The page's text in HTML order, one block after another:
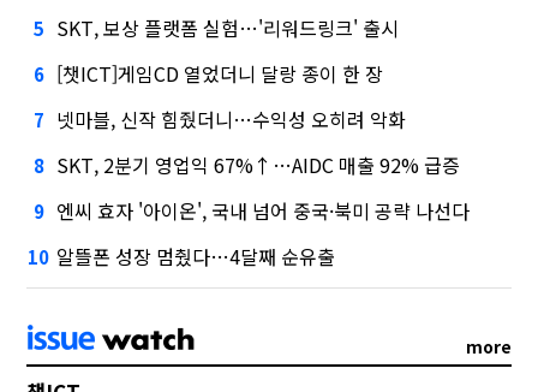
5 SKT, 보상 플랫폼 실험…'리워드링크' 출시
6 [챗ICT]게임CD 열었더니 달랑 종이 한 장
7 넷마블, 신작 힘줬더니…수익성 오히려 악화
8 SKT, 2분기 영업익 67%↑…AIDC 매출 92% 급증
9 엔씨 효자 '아이온', 국내 넘어 중국·북미 공략 나선다
10 알뜰폰 성장 멈췄다…4달째 순유출
more